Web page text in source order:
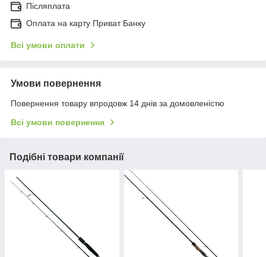
Післяплата
Оплата на карту Приват Банку
Всі умови оплати
Умови повернення
Повернення товару впродовж 14 днів за домовленістю
Всі умови повернення
Подібні товари компанії